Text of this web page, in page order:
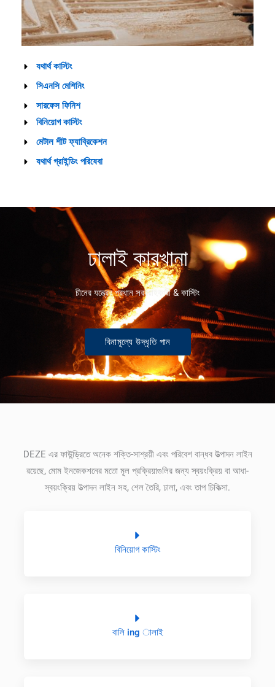
যথার্থ কাস্টিং
সিএনসি মেশিনিং
সারফেস ফিনিশ
বিনিয়োগ কাস্টিং
মেটাল শীট ফ্যাব্রিকেশন
যথার্থ গ্রাইন্ডিং পরিষেবা
ঢালাই কারখানা
চীনের যন্ত্রের প্রধান সরবরাহকারী & কাস্টিং
বিনামূল্যে উদ্ধৃতি পান
DEZE এর ফাউন্ড্রিতে অনেক শক্তি-সাশ্রয়ী এবং পরিবেশ বান্ধব উত্পাদন লাইন
রয়েছে, মোম ইনজেকশনের মতো মূল প্রক্রিয়াগুলির জন্য স্বয়ংক্রিয় বা আধা-
স্বয়ংক্রিয় উত্পাদন লাইন সহ, শেল তৈরি, ঢালা, এবং তাপ চিকিত্সা.
বিনিয়োগ কাস্টিং
বালি ing ালাই